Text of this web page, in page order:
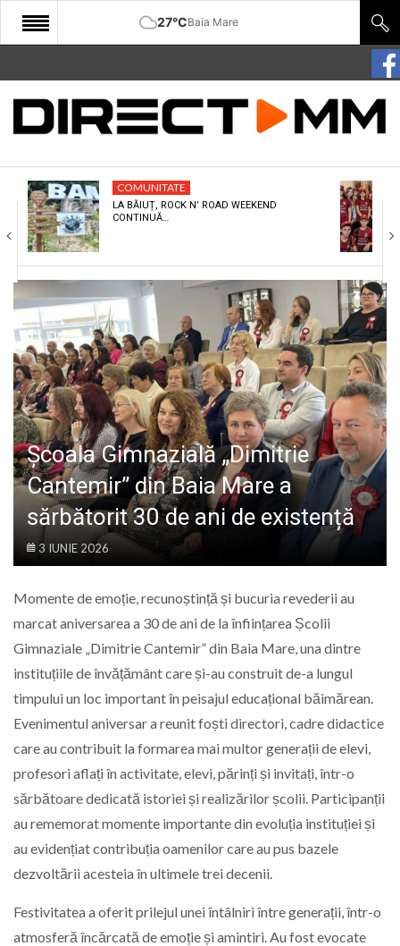
27°CBaia Mare
START
COMUNITATE
CULTURA
ECONOMIE
SANATATE
SPORT
SPECIAL
POLITIC
LIFE
COMUNITATE
LA BĂIUȚ, ROCK N’ ROAD WEEKEND
CONTINUĂ…
Școala Gimnazială „Dimitrie
Cantemir” din Baia Mare a
sărbătorit 30 de ani de existență
3 IUNIE 2026
Momente de emoție, recunoștință și bucuria revederii au
marcat aniversarea a 30 de ani de la înființarea Școlii
Gimnaziale „Dimitrie Cantemir” din Baia Mare, una dintre
instituțiile de învățământ care și-au construit de-a lungul
timpului un loc important în peisajul educațional băimărean.
Evenimentul aniversar a reunit foști directori, cadre didactice
care au contribuit la formarea mai multor generații de elevi,
profesori aflați în activitate, elevi, părinți și invitați, într-o
sărbătoare dedicată istoriei și realizărilor școlii. Participanții
au rememorat momente importante din evoluția instituției și
au evidențiat contribuția oamenilor care au pus bazele
dezvoltării acesteia în ultimele trei decenii.
Festivitatea a oferit prilejul unei întâlniri între generații, într-o
atmosferă încărcată de emoție și amintiri. Au fost evocate